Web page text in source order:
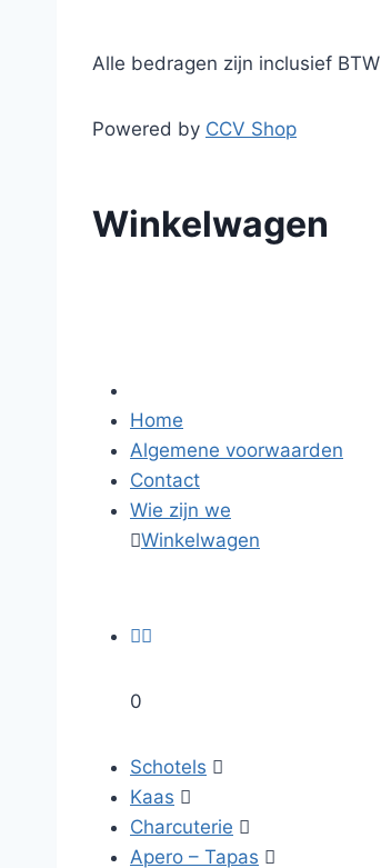
Alle bedragen zijn inclusief BTW
Powered by CCV Shop
Winkelwagen
Home
Algemene voorwaarden
Contact
Wie zijn we
Winkelwagen

0
Schotels 
Kaas 
Charcuterie 
Apero – Tapas 